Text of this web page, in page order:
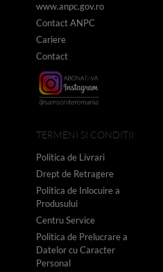
www.anpc.gov.ro
Contact ANPC
Cariere
Contact
TERMENI SI CONDITII
Politica de Livrari
Drept de Retragere
Politica de Inlocuire a
Produsului
Centru Service
Politica de Prelucrare a
Datelor cu Caracter
Personal